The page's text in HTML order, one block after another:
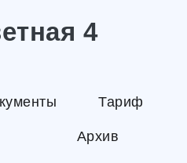
4
Тариф
Архив